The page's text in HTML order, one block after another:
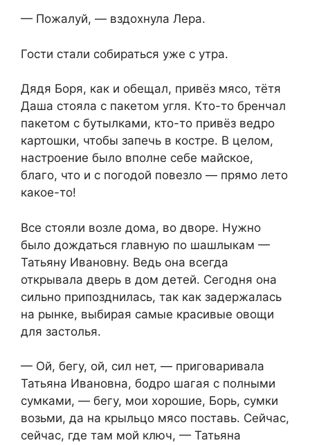
— Пожалуй, — вздохнула Лера.
Гости стали собираться уже с утра.
Дядя Боря, как и обещал, привёз мясо, тётя
Даша стояла с пакетом угля. Кто-то бренчал
пакетом с бутылками, кто-то привёз ведро
картошки, чтобы запечь в костре. В целом,
настроение было вполне себе майское,
благо, что и с погодой повезло — прямо лето
какое-то!
Все стояли возле дома, во дворе. Нужно
было дождаться главную по шашлыкам —
Татьяну Ивановну. Ведь она всегда
открывала дверь в дом детей. Сегодня она
сильно припозднилась, так как задержалась
на рынке, выбирая самые красивые овощи
для застолья.
— Ой, бегу, ой, сил нет, — приговаривала
Татьяна Ивановна, бодро шагая с полными
сумками, — бегу, мои хорошие, Борь, сумки
возьми, да на крыльцо мясо поставь. Сейчас,
сейчас, где там мой ключ, — Татьяна